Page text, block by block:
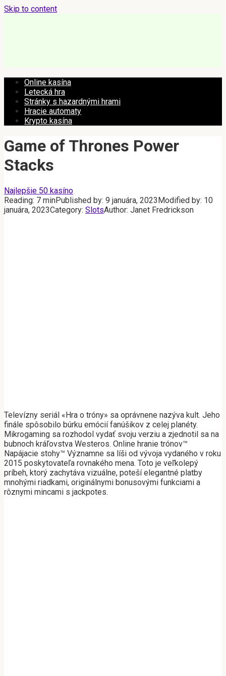
Skip to content
Online kasína
Letecká hra
Stránky s hazardnými hrami
Hracie automaty
Krypto kasína
Game of Thrones Power
Stacks
Najlepšie 50 kasíno
Reading: 7 minPublished by: 9 januára, 2023Modified by: 10
januára, 2023Category: SlotsAuthor: Janet Fredrickson
Televízny seriál «Hra o tróny» sa oprávnene nazýva kult. Jeho
finále spôsobilo búrku emócií fanúšikov z celej planéty.
Mikrogaming sa rozhodol vydať svoju verziu a zjednotil sa na
bubnoch kráľovstva Westeros. Online hranie trónov™
Napájacie stohy™ Významne sa líši od vývoja vydaného v roku
2015 poskytovateľa rovnakého mena. Toto je veľkolepý
príbeh, ktorý zachytáva vizuálne, poteší elegantné platby
mnohými riadkami, originálnymi bonusovými funkciami a
rôznymi mincami s jackpotes.